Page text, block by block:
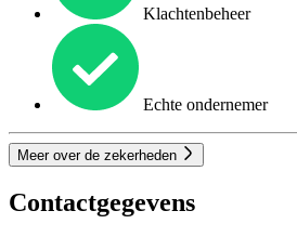
Klachtenbeheer
Echte ondernemer
Meer over de zekerheden
Contactgegevens